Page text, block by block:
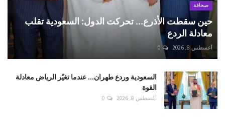
صحافة
حين سقطت الأذرع... تحركت الدول: السعودية تقلب
معادلة الردع
أغسطس 8, 2026 0
السعودية وردع طهران... عندما تغيّر الرياض معادلة
القوة
أغسطس 8, 2026 0